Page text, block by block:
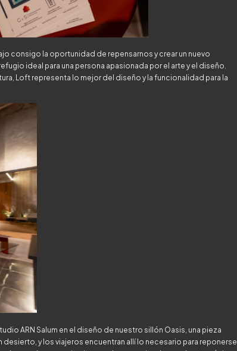
consigo la oportunidad de repensarnos y crear un nuevo
ideal para una persona apasionada por el arte y el diseño.
Loft representa lo mejor del diseño y la funcionalidad para la
ARN Salum en el diseño de nuestro sillón Oasis, una pieza
desierto, y los viajeros encuentran allí lo necesario para reponerse